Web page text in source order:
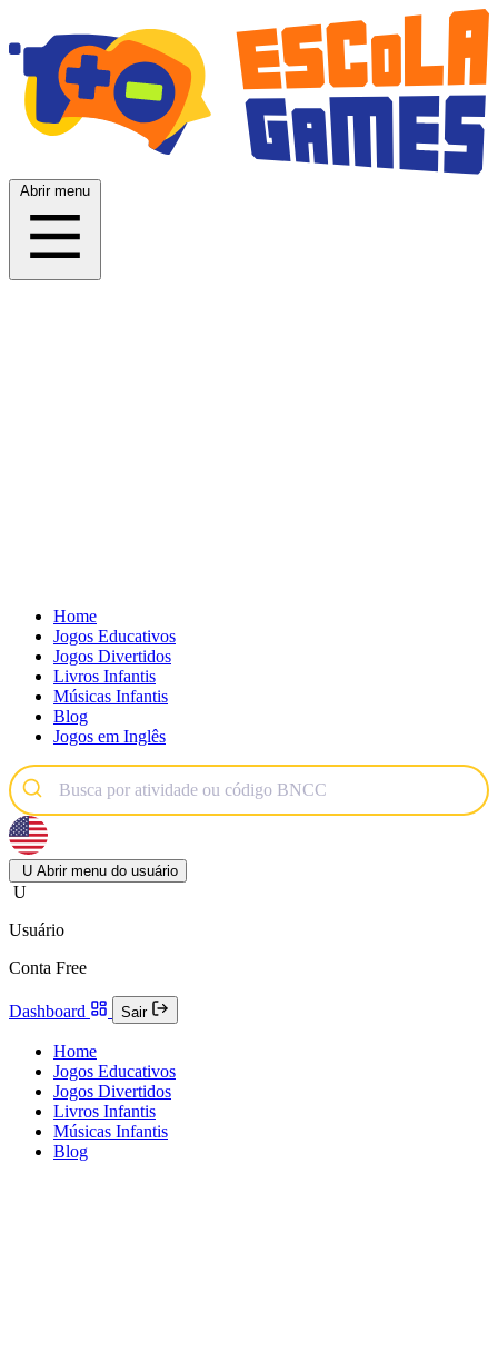
Abrir menu
Home
Jogos Educativos
Jogos Divertidos
Livros Infantis
Músicas Infantis
Blog
Jogos em Inglês
U Abrir menu do usuário
U
Usuário
Conta Free
Dashboard Sair
Home
Jogos Educativos
Jogos Divertidos
Livros Infantis
Músicas Infantis
Blog